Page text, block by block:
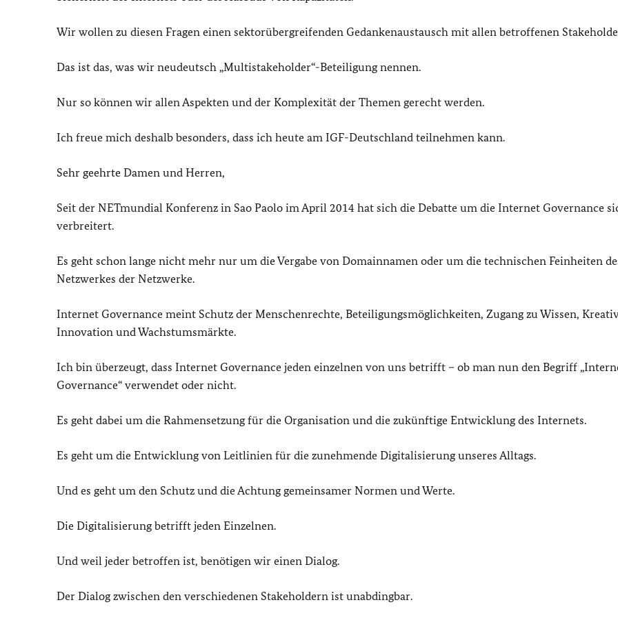
Wir wollen zu diesen Fragen einen sektorübergreifenden Gedankenaustausch mit allen betroffenen
Das ist das, was wir neudeutsch „Multistakeholder“-Beteiligung nennen.
Nur so können wir allen Aspekten und der Komplexität der Themen gerecht werden.
Ich freue mich deshalb besonders, dass ich heute am IGF-Deutschland teilnehmen kann.
Sehr geehrte Damen und Herren,
Seit der NETmundial Konferenz in Sao Paolo im April 2014 hat sich die Debatte um die Internet Governance
verbreitert.
Es geht schon lange nicht mehr nur um die Vergabe von Domainnamen oder um die technischen Feinheiten
Netzwerkes der Netzwerke.
Internet Governance meint Schutz der Menschenrechte, Beteiligungsmöglichkeiten, Zugang zu Wissen,
Innovation und Wachstumsmärkte.
Ich bin überzeugt, dass Internet Governance jeden einzelnen von uns betrifft – ob man nun den Begriff
Governance“ verwendet oder nicht.
Es geht dabei um die Rahmensetzung für die Organisation und die zukünftige Entwicklung des Internets.
Es geht um die Entwicklung von Leitlinien für die zunehmende Digitalisierung unseres Alltags.
Und es geht um den Schutz und die Achtung gemeinsamer Normen und Werte.
Die Digitalisierung betrifft jeden Einzelnen.
Und weil jeder betroffen ist, benötigen wir einen Dialog.
Der Dialog zwischen den verschiedenen Stakeholdern ist unabdingbar.